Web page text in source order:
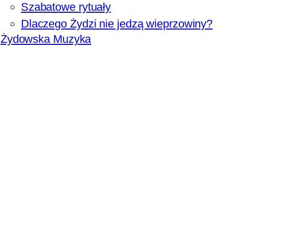
Szabatowe rytuały
Dlaczego Żydzi nie jedzą wieprzowiny?
Żydowska Muzyka